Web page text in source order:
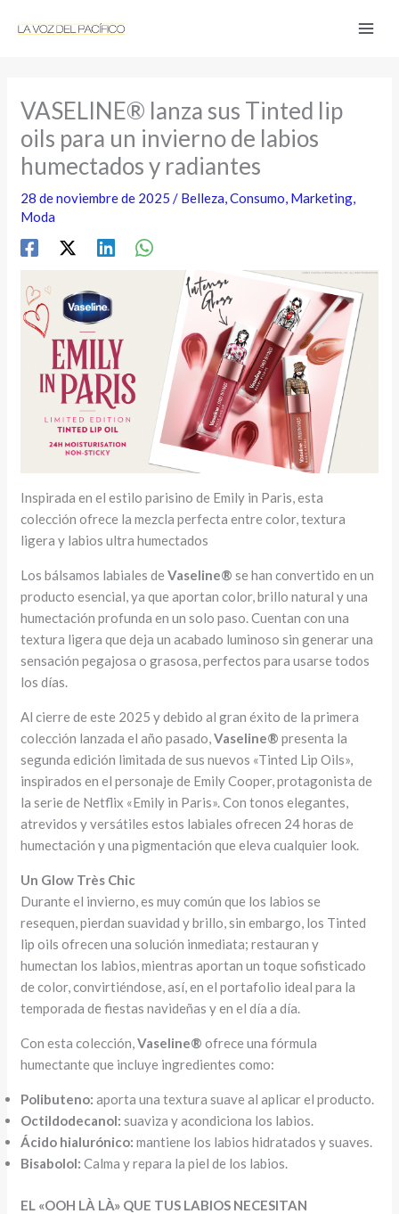
VASELINE® lanza sus Tinted lip
oils para un invierno de labios
humectados y radiantes
28 de noviembre de 2025/ Belleza,Consumo, Marketing,
Moda
Inspirada en el estilo parisino de Emily in Paris, esta
colección ofrece la mezcla perfecta entre color, textura
ligera y labios ultra humectados
Los bálsamos labiales deVaseline®se han convertido en un
producto esencial, ya que aportan color, brillo natural y una
humectación profunda en un solo paso. Cuentan con una
textura ligera que deja un acabado luminoso sin generar una
sensación pegajosa o grasosa, perfectos para usarse todos
los días.
Al cierre de este 2025 y debido al gran éxito de la primera
colección lanzada el año pasado,Vaseline®presenta la
segunda edición limitada de sus nuevos «Tinted Lip Oils»,
inspirados en el personaje de Emily Cooper, protagonista de
la serie de Netflix «Emily in Paris». Con tonos elegantes,
atrevidos y versátiles estos labiales ofrecen 24 horas de
humectación y una pigmentación que eleva cualquier look.
Un Glow Très Chic
Durante el invierno, es muy común que los labios se
resequen, pierdan suavidad y brillo, sin embargo, los Tinted
lip oils ofrecen una solución inmediata; restauran y
humectan los labios, mientras aportan un toque sofisticado
de color, convirtiéndose, así, en el portafolio ideal para la
temporada de fiestas navideñas y en el día a día.
Con esta colección,Vaseline®ofrece una fórmula
humectante que incluye ingredientes como:
Polibuteno: aporta una textura suave al aplicar el producto.
Octildodecanol: suaviza y acondiciona los labios.
Ácido hialurónico: mantiene los labios hidratados y suaves.
Bisabolol: Calma y repara la piel de los labios.
EL «OOH LÀ LÀ» QUE TUS LABIOS NECESITAN